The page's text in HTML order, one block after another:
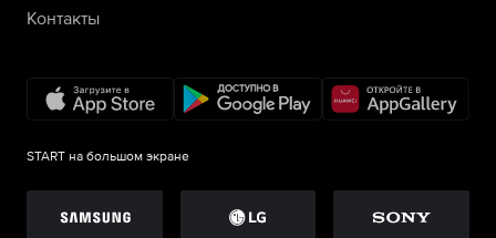
Контакты
START на большом экране